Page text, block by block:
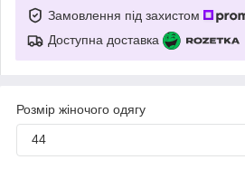
Замовлення під захистом
Доступна доставка
Розмір жіночого одягу
44